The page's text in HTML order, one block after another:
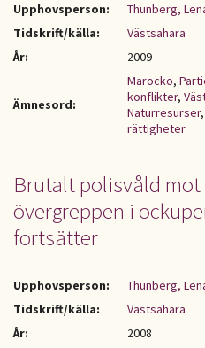
Upphovsperson:
Thunberg,
Tidskrift/källa:
Västsahara
År:
2009
Ämnesord:
Marocko,
konflikter,
Naturresurser,
rättigheter
Brutalt polisvåld
övergreppen i
fortsätter
Upphovsperson:
Thunberg,
Tidskrift/källa:
Västsahara
År:
2008